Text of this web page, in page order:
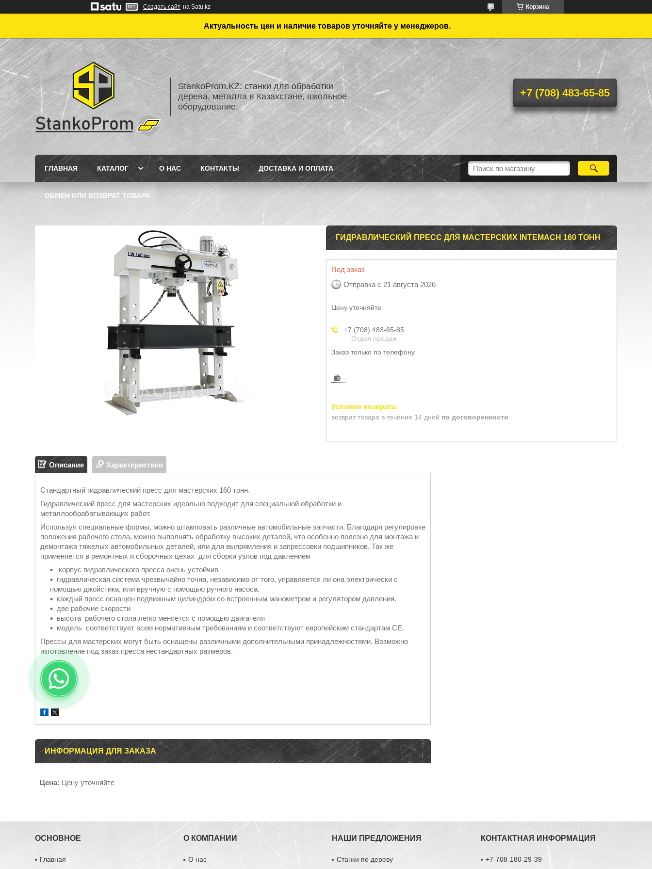
Создать сайт на Satu.kz Корзина
Актуальность цен и наличие товаров уточняйте у менеджеров.
StankoProm.KZ: станки для обработки
дерева, металла в Казахстане, школьное
оборудование.
+7 (708) 483-65-85
ГЛАВНАЯ КАТАЛОГ О НАС КОНТАКТЫ ДОСТАВКА И ОПЛАТА
ОБМЕН ИЛИ ВОЗВРАТ ТОВАРА
ГИДРАВЛИЧЕСКИЙ ПРЕСС ДЛЯ МАСТЕРСКИХ INTEMACH 160 ТОНН
Под заказ
Отправка с 21 августа 2026
Цену уточняйте
+7 (708) 483-65-85
Отдел продаж
Заказ только по телефону
возврат товара в течение 14 дней по договоренности
Описание Характеристики
Стандартный гидравлический пресс для мастерских 160 тонн.
Гидравлический пресс для мастерских идеально подходит для специальной обработки и
металлообрабатывающих работ.
Используя специальные формы, можно штамповать различные автомобильные запчасти. Благодаря регулировке
положения рабочего стола, можно выполнять обработку высоких деталей, что особенно полезно для монтажа и
демонтажа тяжелых автомобильных деталей, или для выпрямления и запрессовки подшипников. Так же
применяется в ремонтных и сборочных цехах для сборки узлов под давлением
корпус гидравлического пресса очень устойчив
гидравлическая система чрезвычайно точна, независимо от того, управляется ли она электрически с
помощью джойстика, или вручную с помощью ручного насоса.
каждый пресс оснащен подвижным цилиндром со встроенным манометром и регулятором давления.
две рабочие скорости
высота рабочего стола легко меняется с помощью двигателя
модель соответствует всем нормативным требованиям и соответствуют европейским стандартам CE.
Прессы для мастерских могут быть оснащены различными дополнительными принадлежностями. Возможно
изготовление под заказ пресса нестандартных размеров.
ИНФОРМАЦИЯ ДЛЯ ЗАКАЗА
Цена: Цену уточняйте
ОСНОВНОЕ
Главная
О КОМПАНИИ
О нас
НАШИ ПРЕДЛОЖЕНИЯ
Станки по дереву
КОНТАКТНАЯ ИНФОРМАЦИЯ
+7-708-180-29-39